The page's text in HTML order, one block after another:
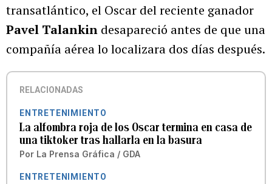
transatlántico, el Oscar del reciente ganador
Pavel Talankin desapareció antes de que una
compañía aérea lo localizara dos días después.
RELACIONADAS
ENTRETENIMIENTO
La alfombra roja de los Oscar termina en casa de
una tiktoker tras hallarla en la basura
Por La Prensa Gráfica / GDA
ENTRETENIMIENTO